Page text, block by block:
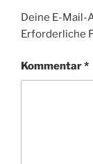
Deine E-
Erforderliche
Kommentar*